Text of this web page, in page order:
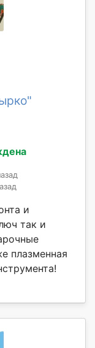
и
так и
плазменная